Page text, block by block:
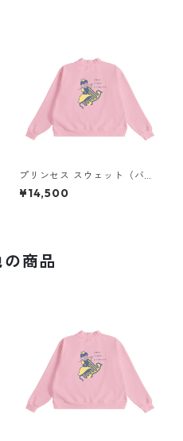
プリンセス スウェット（バッ
クプリント）× Liguee®️糸の鳥
ロゴ（刺繍）
¥14,500
商品